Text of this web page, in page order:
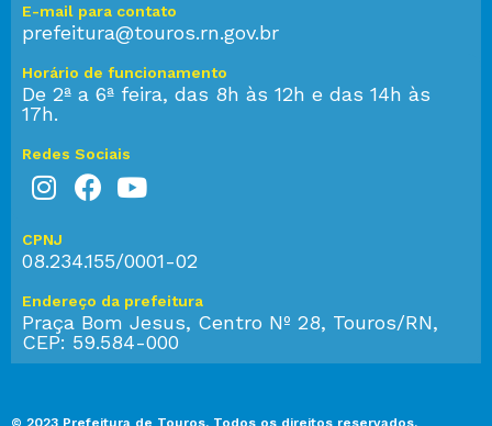
E-mail para contato
prefeitura@touros.rn.gov.br
Horário de funcionamento
De 2ª a 6ª feira, das 8h às 12h e das 14h às
17h.
Redes Sociais
CPNJ
08.234.155/0001-02
Endereço da prefeitura
Praça Bom Jesus, Centro Nº 28, Touros/RN,
CEP: 59.584-000
© 2023 Prefeitura de Touros. Todos os direitos reservados.